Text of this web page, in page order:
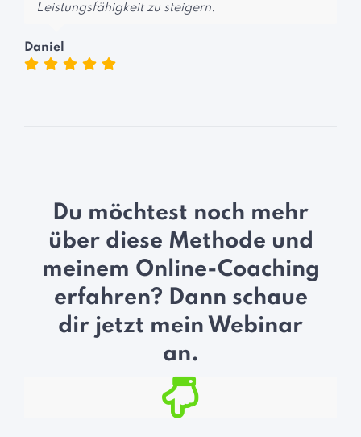
Leistungsfähigkeit zu steigern.
Daniel
Du möchtest noch mehr
über diese Methode und
meinem Online-Coaching
erfahren? Dann schaue
dir jetzt mein Webinar
an.